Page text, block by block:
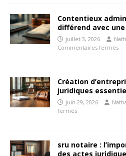
Contentieux
différend avec
juillet 3, 2026
Commentaires fermés
Création
juridiques
juin 29, 2026
fermés
sru notaire :
des actes